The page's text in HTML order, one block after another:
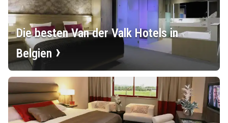
Die besten Van der Valk Hotels in
Belgien